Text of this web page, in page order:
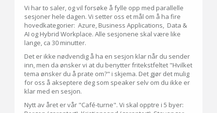
Vi har to saler, og vil forsøke å fylle opp med parallelle
sesjoner hele dagen. Vi setter oss et mål om å ha fire
hovedkategorier: Azure, Business Applications, Data &
AI og Hybrid Workplace. Alle sesjonene skal være like
lange, ca 30 minutter.
Det er ikke nødvendig å ha en sesjon klar når du sender
inn, men da ønsker vi at du benytter fritekstfeltet "Hvilket
tema ønsker du å prate om?" i skjema. Det gjør det mulig
for oss å akseptere deg som speaker selv om du ikke er
klar med en sesjon.
Nytt av året er vår "Café-turne". Vi skal opptre i 5 byer: